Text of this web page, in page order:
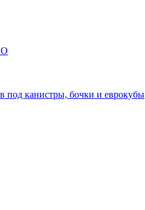
под канистры, бочки и еврокубы